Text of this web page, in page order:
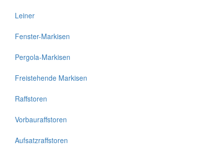
Leiner
Fenster-Markisen
Pergola-Markisen
Freistehende Markisen
Raffstoren
Vorbauraffstoren
Aufsatzraffstoren